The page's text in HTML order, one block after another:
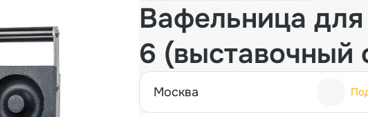
Вафельница
6 (выставочный
москва